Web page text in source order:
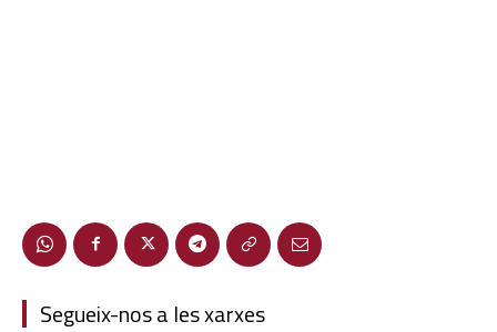
Segueix-nos a les xarxes